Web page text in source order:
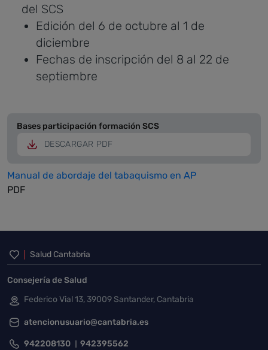
del SCS
Edición del 6 de octubre al 1 de
diciembre
Fechas de inscripción del 8 al 22 de
septiembre
Bases participación formación SCS
DESCARGAR PDF
Manual de abordaje del tabaquismo en AP
PDF
Inicio del pie de página
Salud Cantabria
Consejería de Salud
Federico Vial 13, 39009 Santander, Cantabria
atencionusuario@cantabria.es
942208130 942395562